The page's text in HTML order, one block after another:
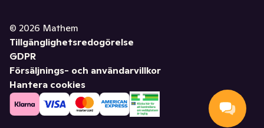
© 2026 Mathem
Tillgänglighetsredogörelse
GDPR
Försäljnings- och användarvillkor
Hantera cookies